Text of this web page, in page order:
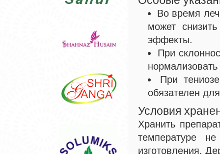
Во время
может
эффекты.
При
При
обязателен
Условия
Хранить
температуре
изготовления.